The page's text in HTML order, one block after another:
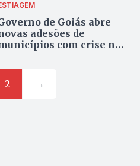
de Goiás abre
adesões de
com crise na
2 →